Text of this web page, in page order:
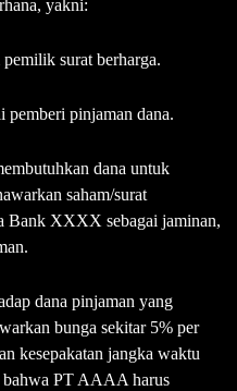
yakni:
surat berharga.
pinjaman dana.
dana untuk
saham/surat
Bank XXXX sebagai jaminan,
dana pinjaman yang
bunga sekitar 5% per
kesepakatan jangka waktu
bahwa PT AAAA harus